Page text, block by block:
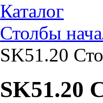
Каталог
Столбы
SK51.20
SK51.20